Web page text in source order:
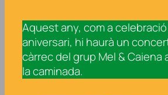
Aquest any, com a
aniversari, hi haurà un
càrrec del grup Mel & Caiena
la caminada.